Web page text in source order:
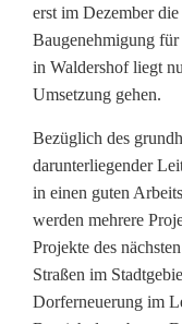
o
r
a
u
s
erst im Dezember
Baugenehmigung für
in Waldershof liegt
Umsetzung gehen.
Bezüglich des
darunterliegender
in einen guten
werden mehrere
Projekte des
Straßen im
Dorferneuerung im